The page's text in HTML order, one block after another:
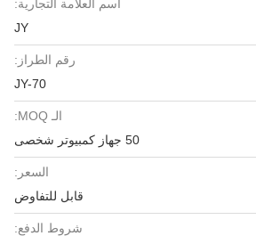
اسم العلامة التجارية:
JY
رقم الطراز:
JY-70
الـ MOQ:
50 جهاز كمبيوتر شخصى
السعر:
قابل للتفاوض
شروط الدفع: